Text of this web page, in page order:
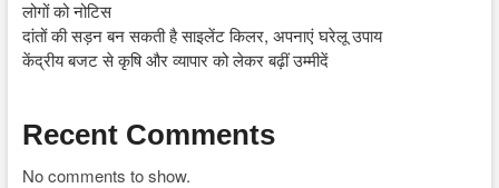
लोगों को नोटिस
दांतों की सड़न बन सकती है साइलेंट किलर, अपनाएं घरेलू उपाय
केंद्रीय बजट से कृषि और व्यापार को लेकर बढ़ीं उम्मीदें
Recent Comments
No comments to show.